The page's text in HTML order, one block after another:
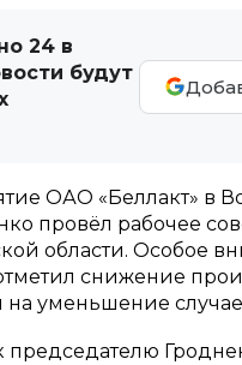
24 в
будут
ОАО «Беллакт» в
провёл рабочее
области. Особое
снижение
уменьшение
к председателю